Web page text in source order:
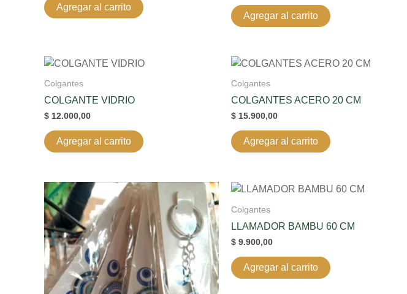
Agregar al carrito
Agregar al carrito
Colgantes
COLGANTE VIDRIO
$ 12.000,00
Agregar al carrito
Colgantes
COLGANTES ACERO 20 CM
$ 15.900,00
Agregar al carrito
Colgantes
LLAMADOR BAMBU 60 CM
$ 9.900,00
Agregar al carrito